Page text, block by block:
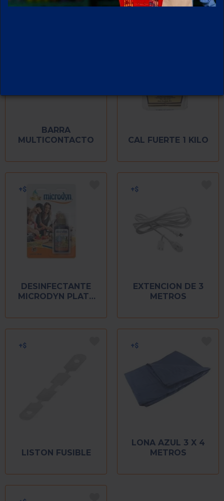
BARRA
MULTICONTACTO
CAL FUERTE 1 KILO
DESINFECTANTE
MICRODYN PLATA
EXTENCION DE 3
METROS
LISTON FUSIBLE
LONA AZUL 3 X 4
METROS